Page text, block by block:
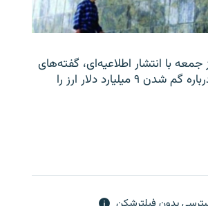
جمعه با انتشار اطلاعیه‌ای، گفته‌های
یک نماینده مجلس درباره گم شدن ۹ میلیارد دلار ارز را